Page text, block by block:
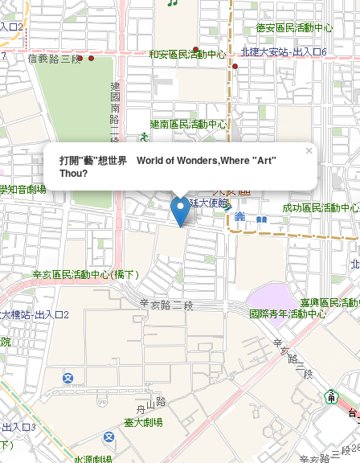
打開"藝"想世界 World of Wonders,Where "Art"
Thou?
×